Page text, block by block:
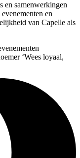
en samenwerkingen
en
van Capelle als
‘Wees loyaal,